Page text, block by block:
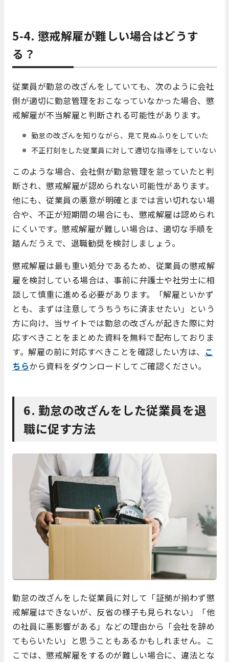
5-4. 懲戒解雇が難しい場合はどうす
る？
従業員が勤怠の改ざんをしていても、次のように会社
側が適切に勤怠管理をおこなっていなかった場合、懲
戒解雇が不当解雇と判断される可能性があります。
勤怠の改ざんを知りながら、見て見ぬふりをしていた
不正打刻をした従業員に対して適切な指導をしていない
このような場合、会社側が勤怠管理を怠っていたと判
断され、懲戒解雇が認められない可能性があります。
他にも、従業員の悪意が明確とまでは言い切れない場
合や、不正が短期間の場合にも、懲戒解雇は認められ
にくいです。懲戒解雇が難しい場合は、適切な手順を
踏んだうえで、退職勧奨を検討しましょう。
懲戒解雇は最も重い処分であるため、従業員の懲戒解
雇を検討している場合は、事前に弁護士や社労士に相
談して慎重に進める必要があります。「解雇といかず
とも、まずは注意してうちうちに済ませたい」という
方に向け、当サイトでは勤怠の改ざんが起きた際に対
応すべきことをまとめた資料を無料で配布しておりま
す。解雇の前に対応すべきことを確認したい方は、 こ
ちらから資料をダウンロードしてご確認ください。
6. 勤怠の改ざんをした従業員を退
職に促す方法
勤怠の改ざんをした従業員に対して「証拠が揃わず懲
戒解雇はできないが、反省の様子も見られない」「他
の社員に悪影響がある」などの理由から「会社を辞め
てもらいたい」と思うこともあるかもしれません。こ
こでは、懲戒解雇をするのが難しい場合に、違法とな